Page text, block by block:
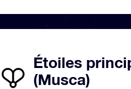
Étoiles
(Musca)